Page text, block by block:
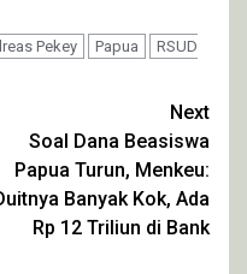
Pekey Papua
RSUD
Next
Soal Dana Beasiswa
Papua Turun, Menkeu:
Banyak Kok, Ada
Rp 12 Triliun di Bank